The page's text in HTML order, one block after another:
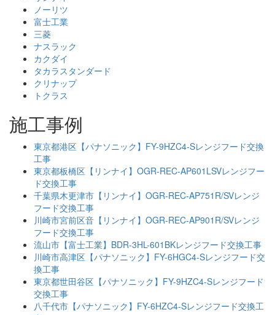
ノーリツ
富士工業
三菱
ナスラック
カクダイ
タカラスタンダード
クリナップ
トクラス
施工事例
東京都港区【パナソニック】FY-9HZC4-Sレンジフード交換
工事
東京都板橋区【リンナイ】OGR-REC-AP601LSVレンジフー
ド交換工事
千葉県木更津市【リンナイ】OGR-REC-AP751R/SVレンジ
フード交換工事
川崎市宮前区音【リンナイ】OGR-REC-AP901R/SVレンジ
フード交換工事
流山市【富士工業】BDR-3HL-601BKレンジフード交換工事
川崎市高津区【パナソニック】FY-6HGC4-Sレンジフード交
換工事
東京都世田谷区【パナソニック】FY-9HZC4-Sレンジフード
交換工事
八千代市【パナソニック】FY-6HZC4-Sレンジフード交換工